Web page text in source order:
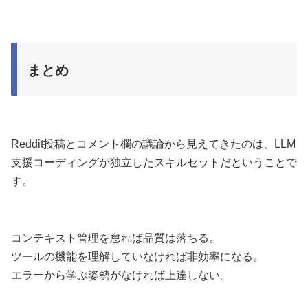
まとめ
Reddit投稿とコメント欄の議論から見えてきたのは、LLM
支援コーディングが独立したスキルセットだということで
す。
コンテキスト管理を怠れば品質は落ちる。
ツールの機能を理解していなければ非効率になる。
エラーから学ぶ姿勢がなければ上達しない。